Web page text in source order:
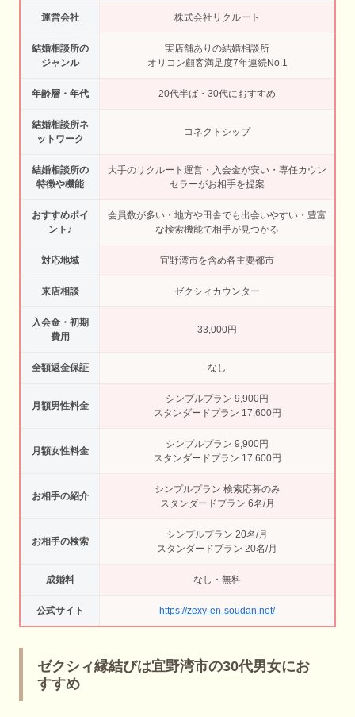
運営会社 株式会社リクルート
結婚相談所の
ジャンル
実店舗ありの結婚相談所
オリコン顧客満足度7年連続No.1
年齢層・年代 20代半ば・30代におすすめ
結婚相談所ネ
ットワーク
コネクトシップ
結婚相談所の
特徴や機能
大手のリクルート運営・入会金が安い・専任カウン
セラーがお相手を提案
おすすめポイ
ント♪
会員数が多い・地方や田舎でも出会いやすい・豊富
な検索機能で相手が見つかる
対応地域 宜野湾市を含め各主要都市
来店相談 ゼクシィカウンター
入会金・初期
費用
33,000円
全額返金保証 なし
月額男性料金
シンプルプラン 9,900円
スタンダードプラン 17,600円
月額女性料金
シンプルプラン 9,900円
スタンダードプラン 17,600円
お相手の紹介
シンプルプラン 検索応募のみ
スタンダードプラン 6名/月
お相手の検索
シンプルプラン 20名/月
スタンダードプラン 20名/月
成婚料 なし・無料
公式サイト https://zexy-en-soudan.net/
ゼクシィ縁結びは宜野湾市の30代男女にお
すすめ